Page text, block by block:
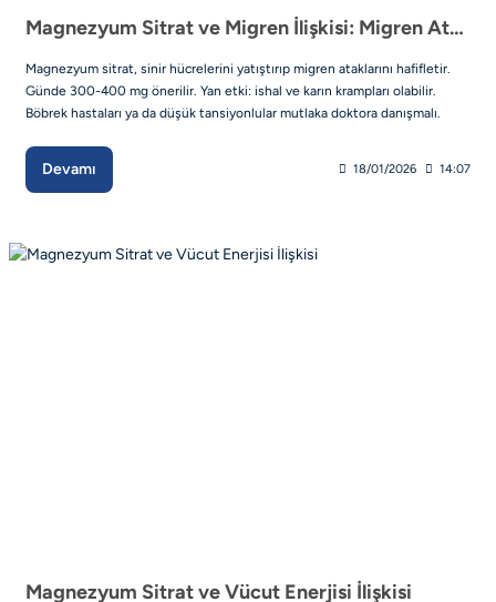
Magnezyum Sitrat ve Migren İlişkisi: Migren Ataklarını Azaltabilir Mi?
Magnezyum sitrat, sinir hücrelerini yatıştırıp migren ataklarını hafifletir.
Günde 300-400 mg önerilir. Yan etki: ishal ve karın krampları olabilir.
Böbrek hastaları ya da düşük tansiyonlular mutlaka doktora danışmalı.
Devamı 18/01/2026 14:07
Magnezyum Sitrat ve Vücut Enerjisi İlişkisi